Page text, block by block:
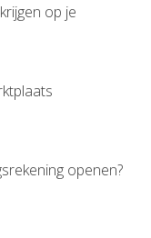
op je
openen?